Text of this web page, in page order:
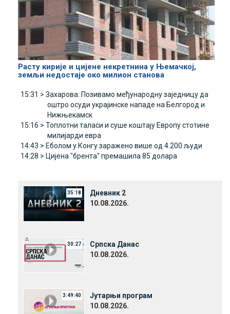
Расту кирије и цијене некретнина у Њемачкој,
земљи недостаје око милион станова
15:31 > Захарова: Позивамо међународну заједницу да
оштро осуди украјинске нападе на Белгород и
Нижњекамск
15:16 > Топлотни таласи и суше коштају Европу стотине
милијарди евра
14:43 > Еболом у Конгу заражено више од 4.200 људи
14:28 > Цијена "брента" премашила 85 долара
35:18
Дневник 2
10.08.2026.
30:27
Српска Данас
10.08.2026.
3:49:40
Јутарњи програм
10.08.2026.